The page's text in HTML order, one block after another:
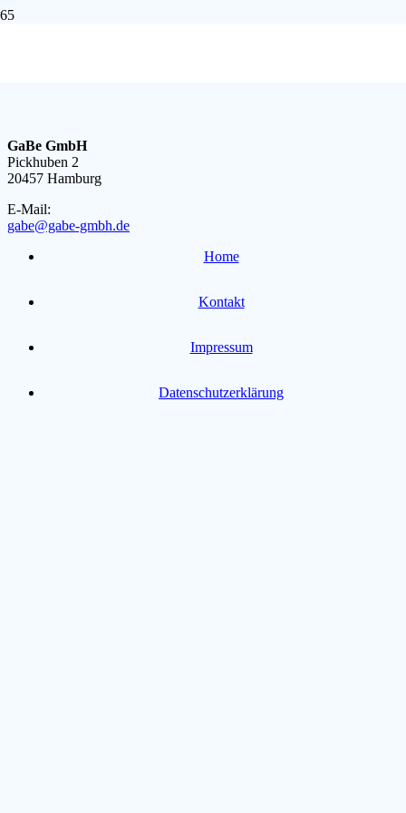
GaBe GmbH
Pickhuben 2
20457 Hamburg
E-Mail:
gabe@gabe-gmbh.de
Home
Kontakt
Impressum
Datenschutzerklärung